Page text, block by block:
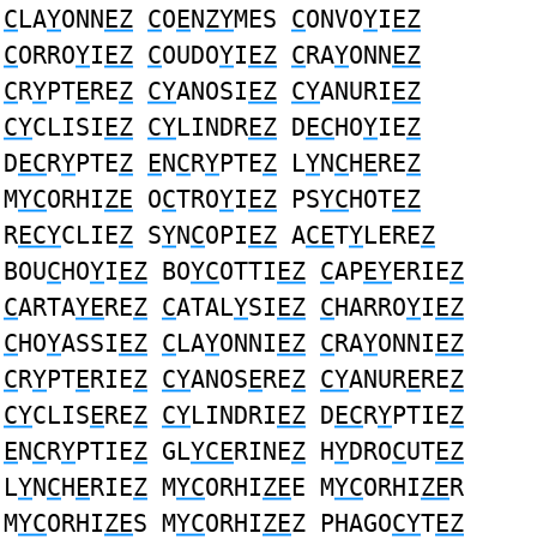
CLAYONNEZ COENZYMES CONVOYIEZ
CORROYIEZ COUDOYIEZ CRAYONNEZ
CRYPTEREZ CYANOSIEZ CYANURIEZ
CYCLISIEZ CYLINDREZ DECHOYIEZ
DECRYPTEZ ENCRYPTEZ LYNCHEREZ
MYCORHIZE OCTROYIEZ PSYCHOTEZ
RECYCLIEZ SYNCOPIEZ ACETYLEREZ
BOUCHOYIEZ BOYCOTTIEZ CAPEYERIEZ
CARTAYEREZ CATALYSIEZ CHARROYIEZ
CHOYASSIEZ CLAYONNIEZ CRAYONNIEZ
CRYPTERIEZ CYANOSEREZ CYANUREREZ
CYCLISEREZ CYLINDRIEZ DECRYPTIEZ
ENCRYPTIEZ GLYCERINEZ HYDROCUTEZ
LYNCHERIEZ MYCORHIZEE MYCORHIZER
MYCORHIZES MYCORHIZEZ PHAGOCYTEZ